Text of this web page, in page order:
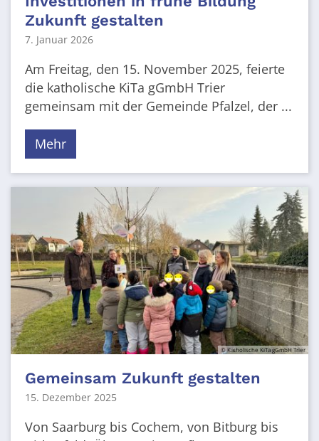
Zukunft gestalten
7. Januar 2026
Am Freitag, den 15. November 2025, feierte
die katholische KiTa gGmbH Trier
gemeinsam mit der Gemeinde Pfalzel, der ...
Mehr
© Katholische KiTa gGmbH Trier
Gemeinsam Zukunft gestalten
15. Dezember 2025
Von Saarburg bis Cochem, von Bitburg bis